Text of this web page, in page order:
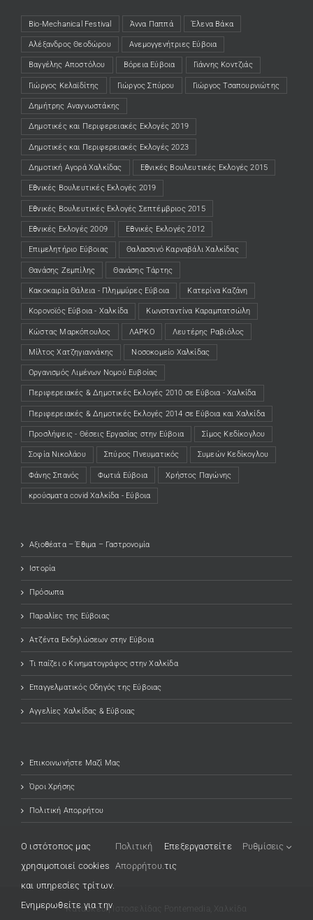
Bio-Mechanical Festival Άννα Παππά Έλενα Βάκα
Αλέξανδρος Θεοδώρου Ανεμογγενήτριες Εύβοια
Βαγγέλης Αποστόλου Βόρεια Εύβοια Γιάννης Κοντζιάς
Γιώργος Κελαϊδίτης Γιώργος Σπύρου Γιώργος Τσαπουρνιώτης
Δημήτρης Αναγνωστάκης
Δημοτικές και Περιφερειακές Εκλογές 2019
Δημοτικές και Περιφερειακές Εκλογές 2023
Δημοτική Αγορά Χαλκίδας Εθνικές Βουλευτικές Εκλογές 2015
Εθνικές Βουλευτικές Εκλογές 2019
Εθνικές Βουλευτικές Εκλογές Σεπτέμβριος 2015
Εθνικές Εκλογές 2009 Εθνικές Εκλογές 2012
Επιμελητήριο Εύβοιας Θαλασσινό Καρναβάλι Χαλκίδας
Θανάσης Ζεμπίλης Θανάσης Τάρτης
Κακοκαιρία Θάλεια - Πλημμύρες Εύβοια Κατερίνα Καζάνη
Κορονοϊός Εύβοια - Χαλκίδα Κωνσταντίνα Καραμπατσώλη
Κώστας Μαρκόπουλος ΛΑΡΚΟ Λευτέρης Ραβιόλος
Μίλτος Χατζηγιαννάκης Νοσοκομείο Χαλκίδας
Οργανισμός Λιμένων Νομού Ευβοίας
Περιφερειακές & Δημοτικές Εκλογές 2010 σε Εύβοια - Χαλκίδα
Περιφερειακές & Δημοτικές Εκλογές 2014 σε Εύβοια και Χαλκίδα
Προσλήψεις - Θέσεις Εργασίας στην Εύβοια Σίμος Κεδίκογλου
Σοφία Νικολάου Σπύρος Πνευματικός Συμεών Κεδίκογλου
Φάνης Σπανός Φωτιά Εύβοια Χρήστος Παγώνης
κρούσματα covid Χαλκίδα - Εύβοια
Αξιοθέατα – Έθιμα – Γαστρονομία
Ιστορία
Πρόσωπα
Παραλίες της Εύβοιας
Ατζέντα Εκδηλώσεων στην Εύβοια
Τι παίζει ο Κινηματογράφος στην Χαλκίδα
Επαγγελματικός Οδηγός της Εύβοιας
Αγγελίες Χαλκίδας & Εύβοιας
Επικοινωνήστε Μαζί Μας
Όροι Χρήσης
Πολιτική Απορρήτου
Κατασκευή Ιστοσελίδας (opens in a new tab)
Pontemedia, Χαλκίδα
O ιστότοπος μας
χρησιμοποιεί cookies
και υπηρεσίες τρίτων.
Ενημερωθείτε για την
Πολιτική
Απορρήτου.
Επεξεργαστείτε
τις
Ρυθμίσεις